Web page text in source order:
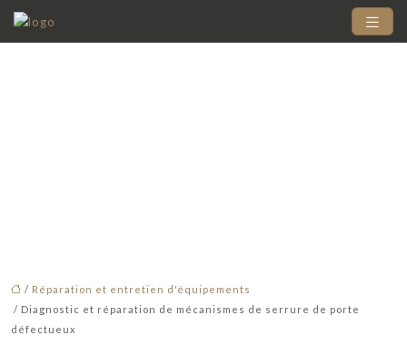
/ Réparation et entretien d'équipements
/ Diagnostic et réparation de mécanismes de serrure de porte
défectueux